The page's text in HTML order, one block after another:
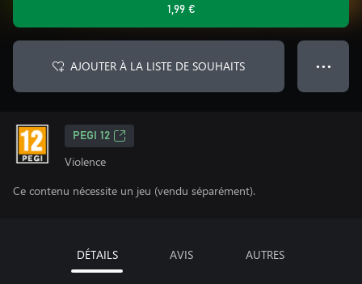
1,99 €
AJOUTER À LA LISTE DE SOUHAITS ● ● ●
PEGI 12
Violence
Ce contenu nécessite un jeu (vendu séparément).
DÉTAILS AVIS AUTRES